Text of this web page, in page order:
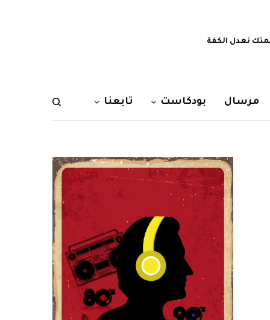
نعدل الكفة
مرسال بودكاست تابعنا